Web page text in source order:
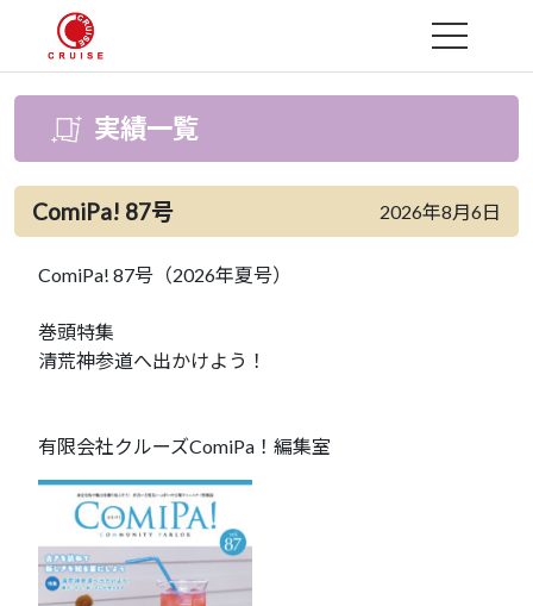
MENU
実績一覧
ComiPa! 87号 2026年8月6日
ComiPa! 87号（2026年夏号）
巻頭特集
清荒神参道へ出かけよう！
有限会社クルーズComiPa！編集室